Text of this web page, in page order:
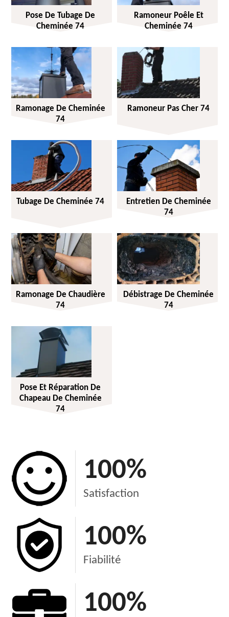
Pose De Tubage De
Cheminée 74
Ramoneur Poêle Et
Cheminée 74
Ramonage De Cheminée
74
Ramoneur Pas Cher 74
Tubage De Cheminée 74
Entretien De Cheminée
74
Ramonage De Chaudière
74
Débistrage De Cheminée
74
Pose Et Réparation De
Chapeau De Cheminée
74
100%
Satisfaction
100%
Fiabilité
100%